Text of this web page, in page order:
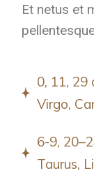
Et netus et
0, 11, 29
Virgo,
6-9,
Taurus,